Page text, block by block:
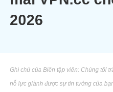
2026
Ghi chú của Biên tập viên: Chúng tôi
nỗ lực giành được sự tin tưởng của